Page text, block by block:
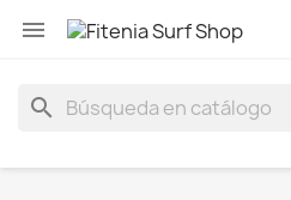

search